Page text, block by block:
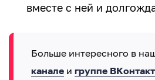
вместе с ней и
Больше интересного в
канале и группе